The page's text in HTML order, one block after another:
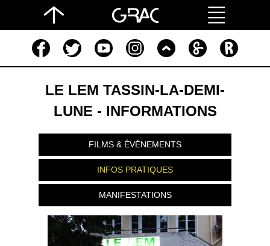
LE LEM TASSIN-LA-DEMI-
LUNE - INFORMATIONS
FILMS & ÉVÉNEMENTS
INFOS PRATIQUES
MANIFESTATIONS